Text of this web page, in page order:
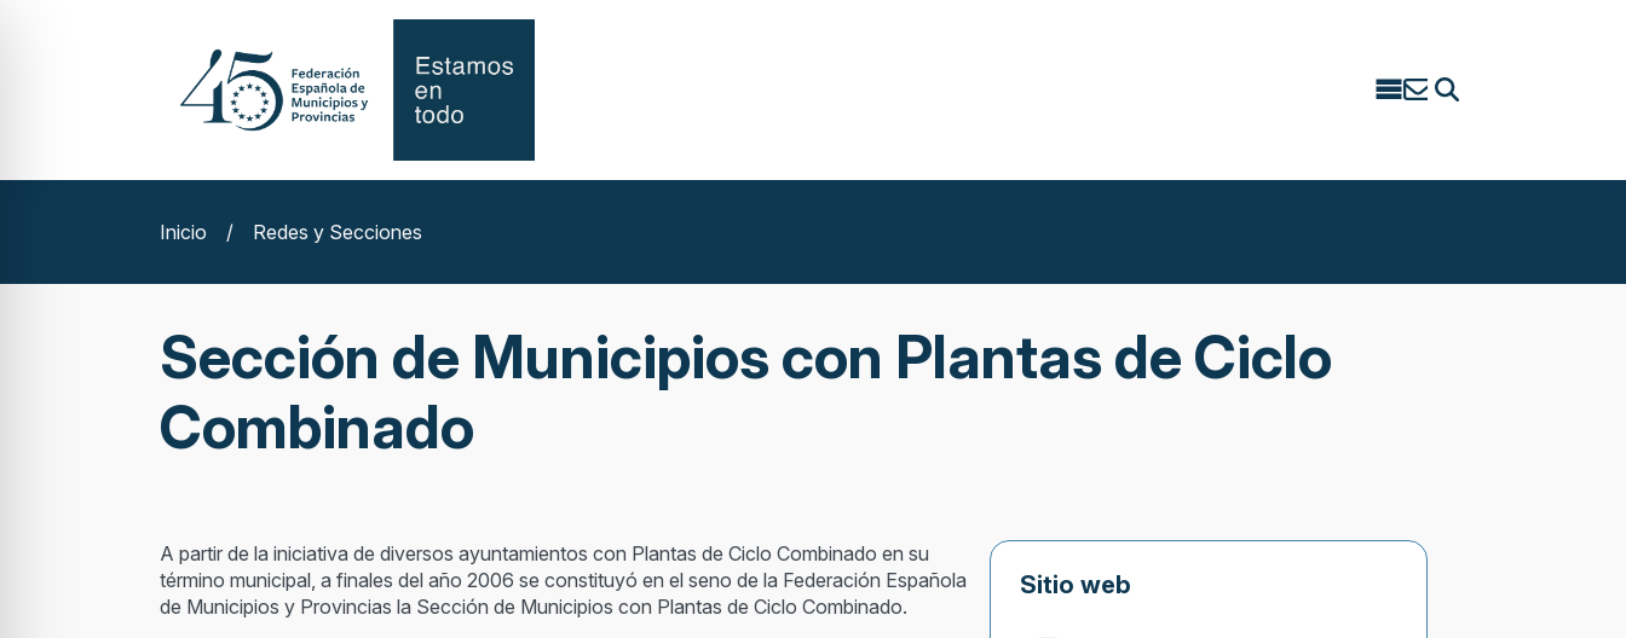
Inicio / Redes y Secciones
Sección de Municipios con Plantas de Ciclo
Combinado
A partir de la iniciativa de diversos ayuntamientos con Plantas de Ciclo Combinado en su
término municipal, a finales del año 2006 se constituyó en el seno de la Federación Española
de Municipios y Provincias la Sección de Municipios con Plantas de Ciclo Combinado.
Sitio web